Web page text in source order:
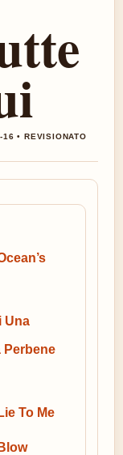
• REVISIONATO
Una
Perbene
To Me